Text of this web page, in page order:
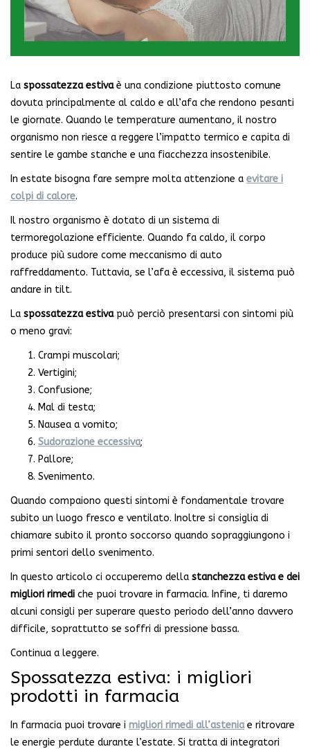
La spossatezza estivaè una condizione piuttosto comune
dovuta principalmente al caldo e all’afa che rendono pesanti
le giornate. Quando le temperature aumentano, il nostro
organismo non riesce a reggere l’impatto termico e capita di
sentire le gambe stanche e una fiacchezza insostenibile.
In estate bisogna fare sempre molta attenzione a evitare i
colpi di calore.
Il nostro organismo è dotato di un sistema di
termoregolazione efficiente. Quando fa caldo, il corpo
produce più sudore come meccanismo di auto
raffreddamento. Tuttavia, se l’afa è eccessiva, il sistema può
andare in tilt.
La spossatezza estivapuò perciò presentarsi con sintomi più
o meno gravi:
Crampi muscolari;
Vertigini;
Confusione;
Mal di testa;
Nausea a vomito;
Sudorazione eccessiva;
Pallore;
Svenimento.
Quando compaiono questi sintomi è fondamentale trovare
subito un luogo fresco e ventilato. Inoltre si consiglia di
chiamare subito il pronto soccorso quando sopraggiungono i
primi sentori dello svenimento.
In questo articolo ci occuperemo della stanchezza estiva e dei
migliori rimedi che puoi trovare in farmacia. Infine, ti daremo
alcuni consigli per superare questo periodo dell’anno davvero
difficile, soprattutto se soffri di pressione bassa.
Continua a leggere.
Spossatezza estiva: i migliori
prodotti in farmacia
In farmacia puoi trovare i migliori rimedi all’asteniae ritrovare
le energie perdute durante l’estate. Si tratta di integratori